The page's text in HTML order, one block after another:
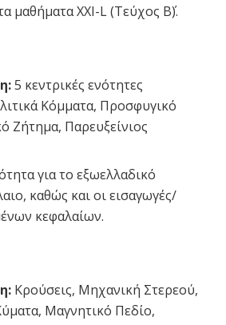
μαθήματα XXI-L (Τεύχος Β΄).
5 κεντρικές ενότητες
Κόμματα, Προσφυγικό
Ζήτημα, Παρευξείνιος
για το εξωελλαδικό
καθώς και οι εισαγωγές/
κεφαλαίων.
Κρούσεις, Μηχανική Στερεού,
Μαγνητικό Πεδίο,